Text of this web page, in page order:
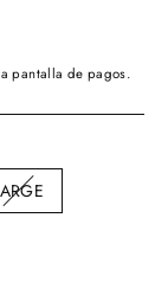
pantalla de pagos.